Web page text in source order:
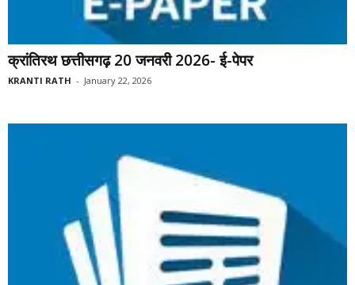
क्रांतिरथ छत्तीसगढ़ 20 जनवरी 2026- ई-पेपर
KRANTI RATH - January 22, 2026